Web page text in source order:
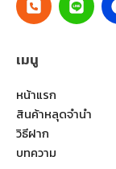
เมนู
หน้าแรก
สินค้าหลุดจำนำ
วิธีฝาก
บทความ